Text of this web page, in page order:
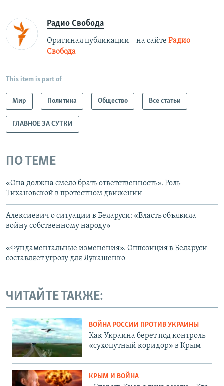
Радио Свобода
Оригинал публикации – на сайте Радио
Свобода
This item is part of
Мир Политика Общество Все статьи
ГЛАВНОЕ ЗА СУТКИ
ПО ТЕМЕ
«Она должна смело брать ответственность». Роль
Тихановской в протестном движении
Алексиевич о ситуации в Беларуси: «Власть объявила
войну собственному народу»
«Фундаментальные изменения». Оппозиция в Беларуси
составляет угрозу для Лукашенко
ЧИТАЙТЕ ТАКЖЕ:
ВОЙНА РОССИИ ПРОТИВ УКРАИНЫ
Как Украина берет под контроль
«сухопутный коридор» в Крым
КРЫМ И ВОЙНА